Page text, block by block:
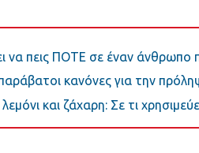
να πεις ΠΟΤΕ σε έναν άνθρωπο
κανόνες για την
και ζάχαρη: Σε τι